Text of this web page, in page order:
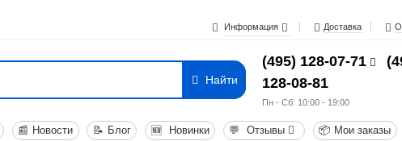
Информация Доставка
Найти
(495) 128-07-71
128-08-81
Пн - Cб: 10:00 - 19:00
📰 Новости 📝 Блог 🆕 Новинки 💬 Отзывы 📦 Мои заказы